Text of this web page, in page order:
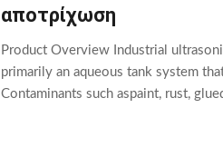
αποτρίχωση
Product Overview Industrial
primarily an aqueous tank system
Contaminants such aspaint, rust,